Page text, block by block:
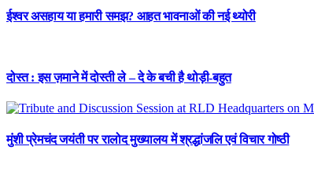
ईश्वर असहाय या हमारी समझ? आहत भावनाओं की नई थ्योरी
दोस्त : इस ज़माने में दोस्ती ले – दे के बची है थोड़ी-बहुत
मुंशी प्रेमचंद जयंती पर रालोद मुख्यालय में श्रद्धांजलि एवं विचार गोष्ठी